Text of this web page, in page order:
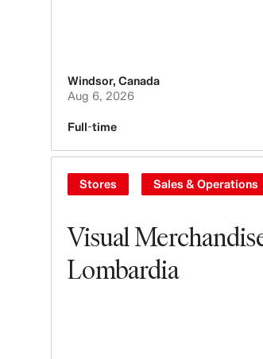
Windsor, Canada
Aug 6, 2026
Full-time
Visual
Lombardia
Stores Sales & Operations